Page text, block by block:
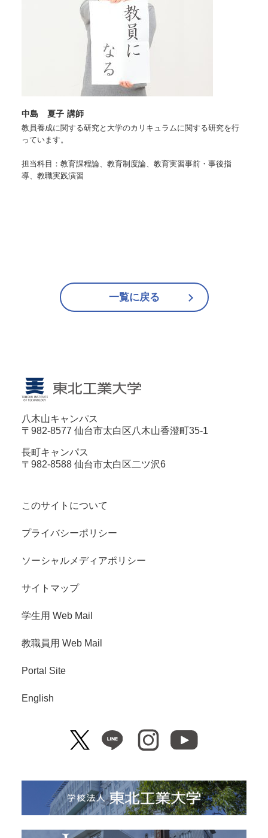
中島 夏子 講師
教員養成に関する研究と大学のカリキュラムに関する研究を行
っています。
担当科目：教育課程論、教育制度論、教育実習事前・事後指
導、教職実践演習
一覧に戻る
八木山キャンパス
〒982-8577 仙台市太白区八木山香澄町35-1
長町キャンパス
〒982-8588 仙台市太白区二ツ沢6
このサイトについて
プライバシーポリシー
ソーシャルメディアポリシー
サイトマップ
学生用 Web Mail
教職員用 Web Mail
Portal Site
English